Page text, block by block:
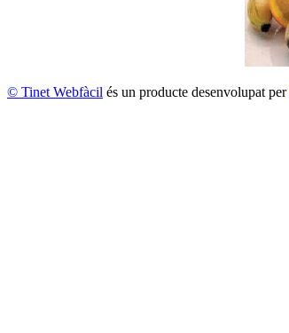
© Tinet Webfàcil és un producte desenvolupat per